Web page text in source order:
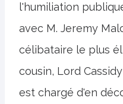
l'humiliation
avec M. Jeremy
célibataire le plus
cousin, Lord
est chargé d'en